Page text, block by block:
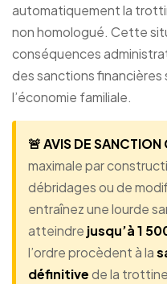
automatiquement la
non homologué. Cette
conséquences
des sanctions
l’économie familiale.
🚨 AVIS DE SANCTION
maximale par
débridages ou de
entraînez une lourde
atteindre jusqu’à 1
l’ordre procèdent à la
définitivede la